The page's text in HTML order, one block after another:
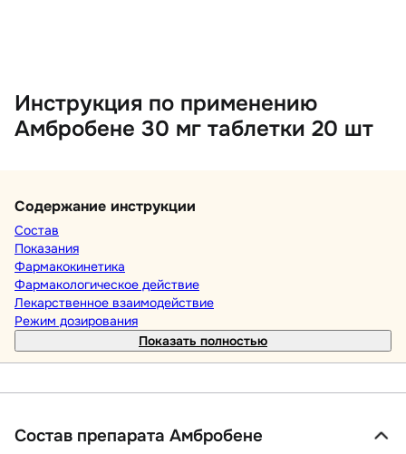
Инструкция по применению
Амбробене 30 мг таблетки 20 шт
Содержание инструкции
Состав
Показания
Фармакокинетика
Фармакологическое действие
Лекарственное взаимодействие
Режим дозирования
Показать полностью
Состав препарата Амбробене